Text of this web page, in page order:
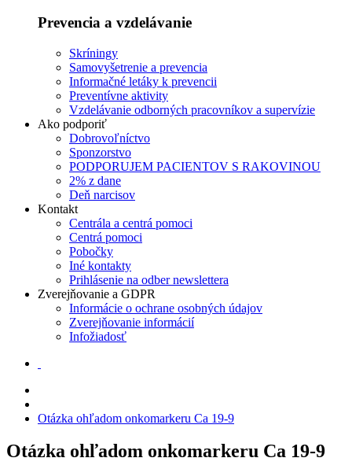
Prevencia a vzdelávanie
Skríningy
Samovyšetrenie a prevencia
Informačné letáky k prevencii
Preventívne aktivity
Vzdelávanie odborných pracovníkov a supervízie
Ako podporiť
Dobrovoľníctvo
Sponzorstvo
PODPORUJEM PACIENTOV S RAKOVINOU
2% z dane
Deň narcisov
Kontakt
Centrála a centrá pomoci
Centrá pomoci
Pobočky
Iné kontakty
Prihlásenie na odber newslettera
Zverejňovanie a GDPR
Informácie o ochrane osobných údajov
Zverejňovanie informácií
Infožiadosť
Otázka ohľadom onkomarkeru Ca 19-9
Otázka ohľadom onkomarkeru Ca 19-9